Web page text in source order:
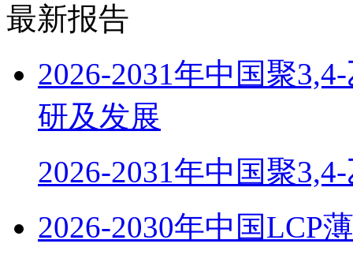
最新报告
2026-2031年中国聚
研及发展
2026-2031年中国聚
2026-2030年中国LCP